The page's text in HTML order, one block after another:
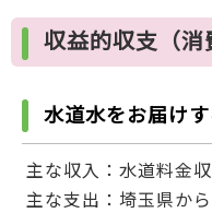
収益的収支（消
水道水をお届け
主な収入：水道料金
主な支出：埼玉県か